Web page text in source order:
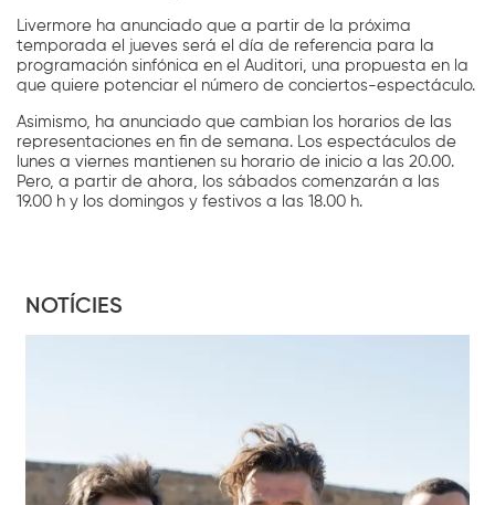
Livermore ha anunciado que a partir de la próxima
temporada el jueves será el día de referencia para la
programación sinfónica en el Auditori, una propuesta en la
que quiere potenciar el número de conciertos-espectáculo.
Asimismo, ha anunciado que cambian los horarios de las
representaciones en fin de semana. Los espectáculos de
lunes a viernes mantienen su horario de inicio a las 20.00.
Pero, a partir de ahora, los sábados comenzarán a las
19.00 h y los domingos y festivos a las 18.00 h.
NOTÍCIES